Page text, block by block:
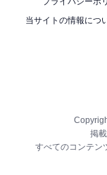
当サイトの情報につ
掲
すべてのコンテン